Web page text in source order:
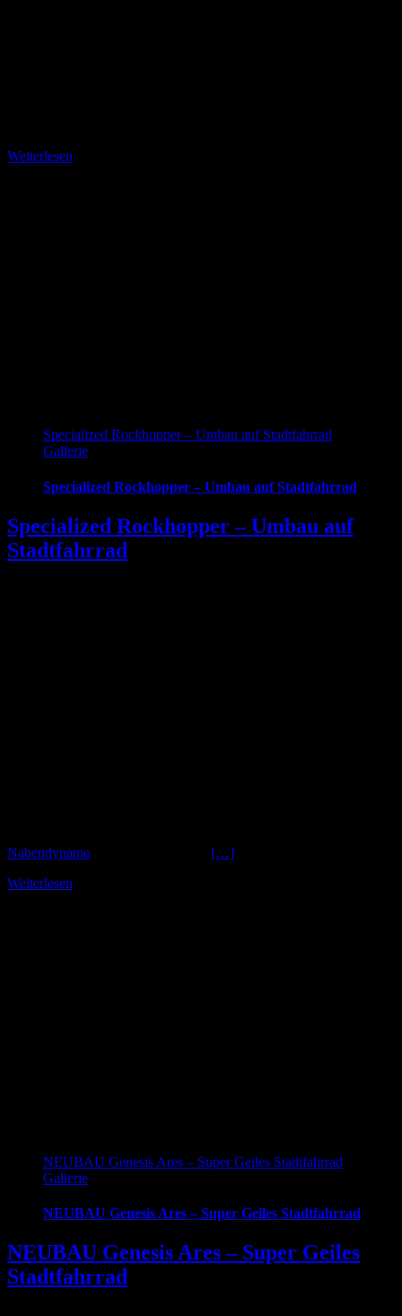
Weiterlesen
Specialized Rockhopper – Umbau auf Stadtfahrrad
Gallerie
Specialized Rockhopper – Umbau auf Stadtfahrrad
Specialized Rockhopper – Umbau auf
Stadtfahrrad
Nabendynamo
[…]
Weiterlesen
NEUBAU Genesis Ares – Super Geiles Stadtfahrrad
Gallerie
NEUBAU Genesis Ares – Super Geiles Stadtfahrrad
NEUBAU Genesis Ares – Super Geiles
Stadtfahrrad